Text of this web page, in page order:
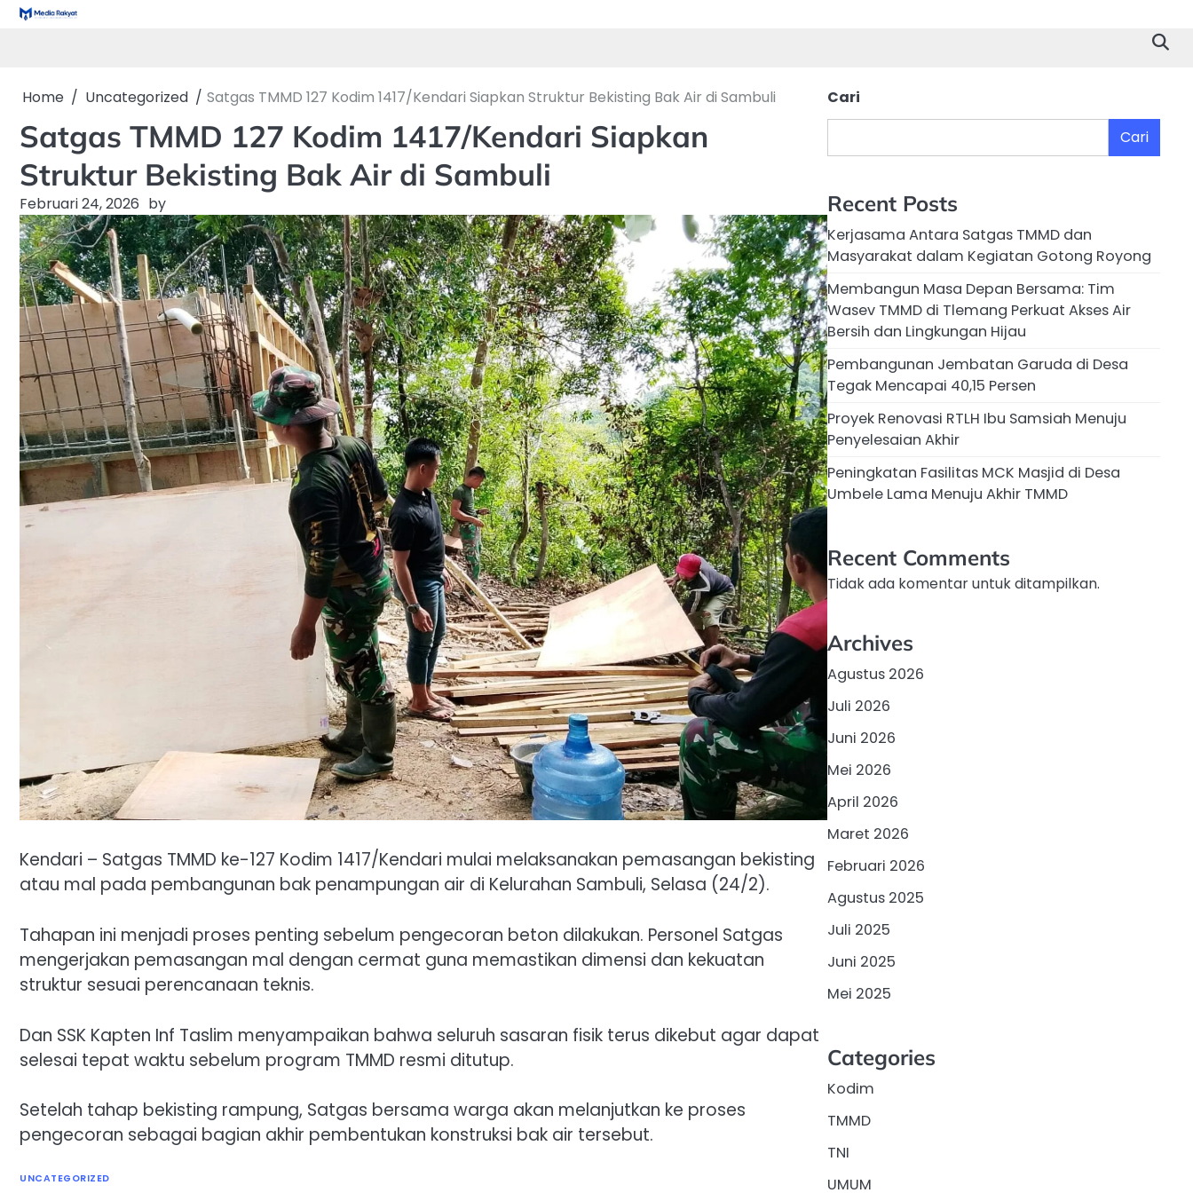
Skip
Home Uncategorized Satgas TMMD 127 Kodim 1417/Kendari Siapkan Struktur Bekisting Bak Air di Sambuli
Satgas TMMD 127 Kodim 1417/Kendari Siapkan
Struktur Bekisting Bak Air di Sambuli
Februari 24, 2026 by
Kendari – Satgas TMMD ke-127 Kodim 1417/Kendari mulai melaksanakan pemasangan bekisting
atau mal pada pembangunan bak penampungan air di Kelurahan Sambuli, Selasa (24/2).
Tahapan ini menjadi proses penting sebelum pengecoran beton dilakukan. Personel Satgas
mengerjakan pemasangan mal dengan cermat guna memastikan dimensi dan kekuatan
struktur sesuai perencanaan teknis.
Dan SSK Kapten Inf Taslim menyampaikan bahwa seluruh sasaran fisik terus dikebut agar dapat
selesai tepat waktu sebelum program TMMD resmi ditutup.
Setelah tahap bekisting rampung, Satgas bersama warga akan melanjutkan ke proses
pengecoran sebagai bagian akhir pembentukan konstruksi bak air tersebut.
UNCATEGORIZED
Cari
Cari
Recent Posts
Kerjasama Antara Satgas TMMD dan
Masyarakat dalam Kegiatan Gotong Royong
Membangun Masa Depan Bersama: Tim
Wasev TMMD di Tlemang Perkuat Akses Air
Bersih dan Lingkungan Hijau
Pembangunan Jembatan Garuda di Desa
Tegak Mencapai 40,15 Persen
Proyek Renovasi RTLH Ibu Samsiah Menuju
Penyelesaian Akhir
Peningkatan Fasilitas MCK Masjid di Desa
Umbele Lama Menuju Akhir TMMD
Recent Comments
Tidak ada komentar untuk ditampilkan.
Archives
Agustus 2026
Juli 2026
Juni 2026
Mei 2026
April 2026
Maret 2026
Februari 2026
Agustus 2025
Juli 2025
Juni 2025
Mei 2025
Categories
Kodim
TMMD
TNI
UMUM